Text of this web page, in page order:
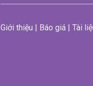
Giới thiệu | Báo giá | Tài